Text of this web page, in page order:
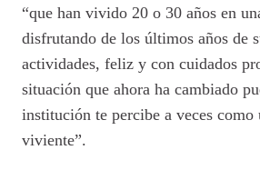
“que han vivido 20 o 30 años en
disfrutando de los últimos años de
actividades, feliz y con cuidados
situación que ahora ha cambiado
institución te percibe a veces como
viviente”.